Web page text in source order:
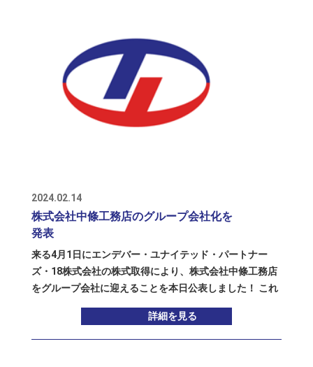
では以前から、地元の協力会社さんに施工を依頼する形
で工事も受注してきましたが、渡部建設がトーアミグル
ープに参入してからは、同社にも施工をお願いするよう
になり、まずは渡部建設の本社がある静岡から名古屋近
辺までを中心に、同社の九州出張所が開設してからは九
州エリアでも積極的に、溶接金網施工の工事も受注して
を受注していきたいと考えています。 もちろん渡部建設
は型枠工事が本業であり、またそれ以外の工事にも進出
し、事業領域を次々と広げていっていますので、それら
トーアミ関西事業部 奈良工場の設備や工場建屋も利用し
た、新たな事業展開にも期待しています。
2024.02.14
株式会社中條工務店のグループ会社化を
発表
来る4月1日にエンデバー・ユナイテッド・パートナー
ズ・18株式会社の株式取得により、株式会社中條工務店
をグループ会社に迎えることを本日公表しました！ これ
され、中條工務店も新たな成長の道を拓きます。 中條工
務店は1965年創業の型枠工事業者で、九州エリアでトッ
詳細を見る